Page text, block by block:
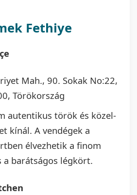
Fethiye
Mah., 90. Sokak No:22,
Törökország
autentikus török és közel-
kínál. A vendégek a
élvezhetik a finom
a barátságos légkört.